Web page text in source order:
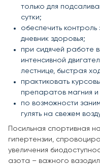
только для
сутки;
обеспечить контроль
дневник здоровья;
при сидячей работе
интенсивной
лестнице, быстрая
практиковать
препаратов магния и
по возможности
гулять на свежем
Посильная спортивная
гипертензии,
увеличения
азота – важного